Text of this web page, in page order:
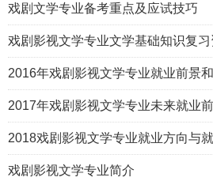
戏剧文学专业备考重点及应试技巧
戏剧影视文学专业文学基础知识复
2016年戏剧影视文学专业就业前景
2017年戏剧影视文学专业未来就业
2018戏剧影视文学专业就业方向与
戏剧影视文学专业简介